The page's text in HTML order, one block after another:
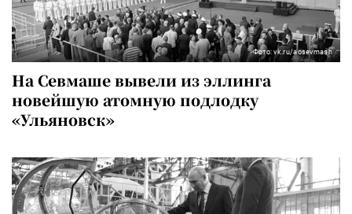
Фото: vk.ru/aosevmash
На Севмаше вывели из эллинга
новейшую атомную подлодку
«Ульяновск»